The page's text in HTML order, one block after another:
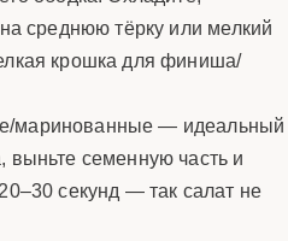
среднюю тёрку или мелкий
крошка для финиша/
маринованные — идеальный
семенную часть и
секунд — так салат не